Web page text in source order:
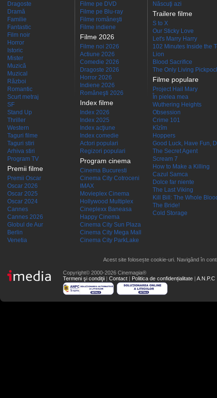
Dragoste
Dramă
Familie
Fantastic
Film noir
Horror
Istoric
Mister
Muzică
Muzical
Război
Romantic
Scurt metraj
SF
Stand Up
Thriller
Western
Taguri filme
Taguri stiri
Arhiva stiri
Program TV
Premii filme
Premii Oscar
Oscar 2026
Oscar 2025
Oscar 2024
Cannes
Cannes 2026
Globul de Aur
Berlin
Venetia
Filme pe DVD
Filme pe Blu-ray
Filme româneşti
Filme indiene
Filme 2026
Filme noi 2026
Actiune 2026
Comedie 2026
Dragoste 2026
Horror 2026
Indiene 2026
Româneşti 2026
Index filme
Index 2026
Index 2025
Index acţiune
Index comedie
Actori populari
Regizori populari
Program cinema
Cinema Bucuresti
Cinema City Cotroceni
IMAX
Movieplex Cinema
Hollywood Multiplex
Cineplexx Baneasa
Happy Cinema
Cinema City Sun Plaza
Cinema City Mega Mall
Cinema City ParkLake
Născuţi azi
Trailere filme
S to X
Our Sticky Love
Let's Marry Harry
102 Minutes Inside the
Lion
Blood Sacrifice
The Only Living
Filme populare
Project Hail Mary
În pielea mea
Wuthering Heights
Obsession
Crime 101
Kîzîm
Hoppers
Good Luck, Have Fun,
The Secret Agent
Scream 7
How to Make a Killing
Cazul Samca
Dolce far niente
The Last Viking
Kill Bill: The Whole
The Bride!
Cold Storage
Acest site folosește cookie-uri. Navigând în
Copyright© 2000-2026 Cinemagia®
Termeni şi condiţii | Contact | Politica de confidențialitate | A.N.P.C